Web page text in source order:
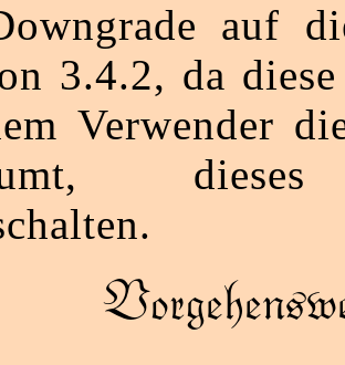
auf
3.4.2, da
Verwender
dieses